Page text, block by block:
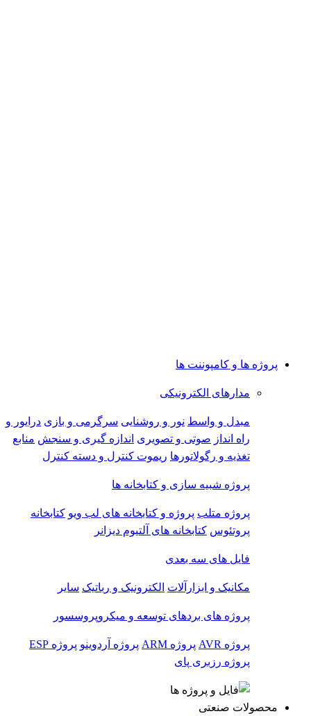
پروژه ها و کامپوننت ها
مدارهای الکترونیکی
مبدل و واسط نور و روشنایی سرگرمی و بازی درایور و
راه انداز صوتی و تصویری اندازه گیری و سنجش منابع
تغذیه و رگولاتورها ریموت کنترل و دسته کنترل
پروژه شبیه سازی و کتابخانه ها
پروژه متلب پروژه و کتابخانه های لب ویو کتابخانه
پروتئوس کتابخانه های آلتیوم دیزانر
فایل های سه بعدی
مکانیک و ابزارآلات الکترونیک و رباتیک سایر
پروژه های بردهای توسعه و میکروپروسسور
پروژه AVR پروژه ARM پروژه آردوینو پروژه ESP
پروژه رزبری پای
محصولات صنعتی